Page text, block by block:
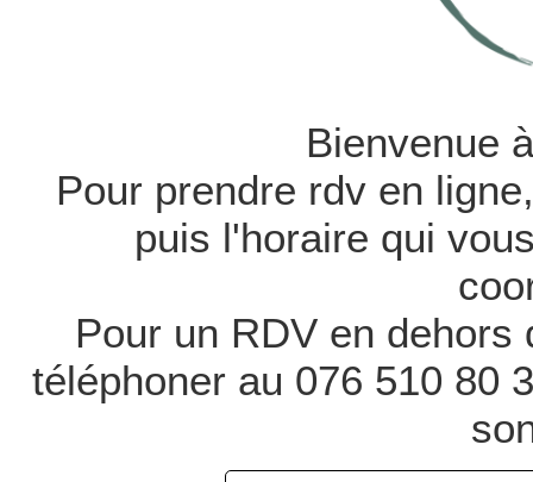
Bienvenue
Pour prendre rdv en
puis l'horaire qui
Pour un RDV en
téléphoner au 076 510 80